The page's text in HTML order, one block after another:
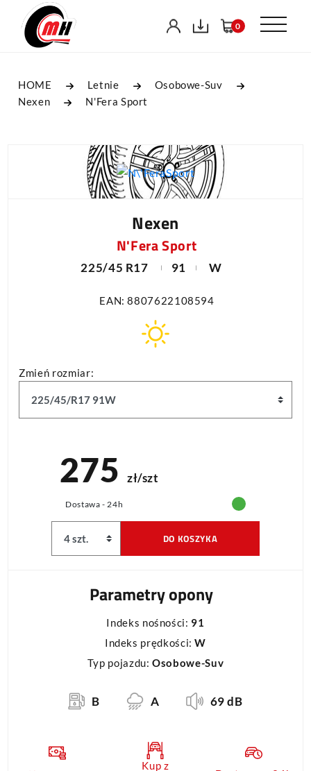
0
HOME Letnie
Osobowe-Suv
Nexen
N'Fera Sport
Nexen
N'Fera Sport
225/45 R17 91 W
EAN: 8807622108594
Zmień rozmiar:
275 zł/szt
Dostawa - 24h
DO KOSZYKA
Parametry opony
Indeks nośności: 91
Indeks prędkości:W
Typ pojazdu:Osobowe-Suv
B A 69 dB
Kup z